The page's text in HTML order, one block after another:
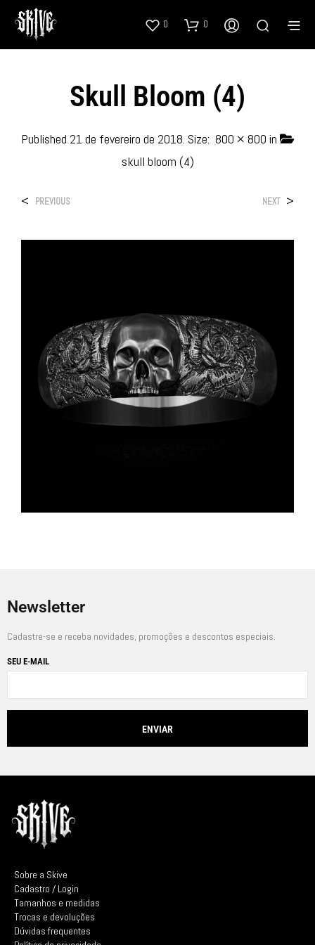
0 0
Skull Bloom (4)
Published 21 de fevereiro de 2018. Size: 800 × 800 in
skull bloom (4)
< PREVIOUS NEXT >
Newsletter
Cadastre-se e receba novidades, promoções e descontos especiais.
SEU E-MAIL
Sobre a Skive
Cadastro / Login
Tamanhos e medidas
Trocas e devoluções
Dúvidas frequentes